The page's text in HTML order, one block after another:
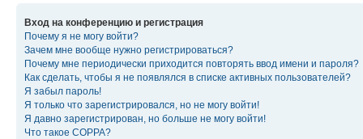
Вход на конференцию и регистрация
Почему я не могу войти?
Зачем мне вообще нужно регистрироваться?
Почему мне периодически приходится повторять ввод имени и пароля?
Как сделать, чтобы я не появлялся в списке активных пользователей?
Я забыл пароль!
Я только что зарегистрировался, но не могу войти!
Я давно зарегистрирован, но больше не могу войти!
Что такое COPPA?